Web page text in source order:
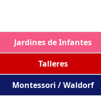
Jardines de Infantes
Talleres
Montessori / Waldorf